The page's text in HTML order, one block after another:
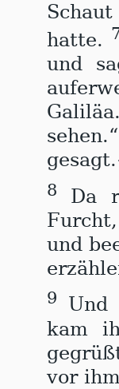
hatte.
und
sehen.
8 Da
und
9 Und
kam
vor